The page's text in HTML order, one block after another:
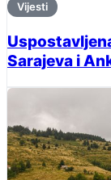
Vijesti
Sarajeva i